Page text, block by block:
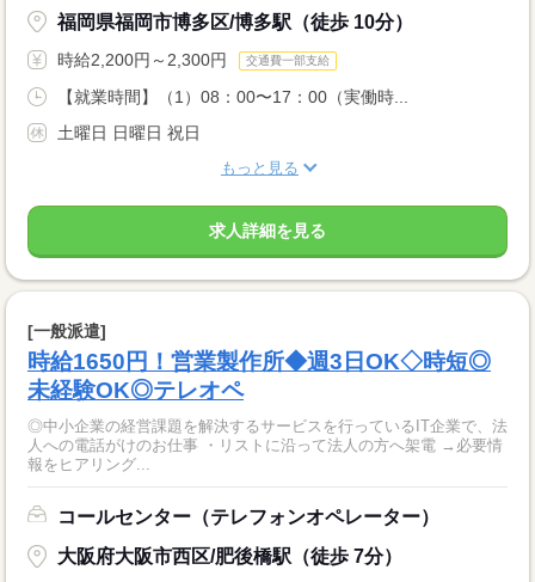
福岡県福岡市博多区/博多駅（徒歩 10分）
時給2,200円～2,300円 交通費一部支給
【就業時間】（1）08：00〜17：00（実働時...
土曜日 日曜日 祝日
もっと見る
求人詳細を見る
[一般派遣]
時給1650円！営業製作所◆週3日OK◇時短◎
未経験OK◎テレオペ
◎中小企業の経営課題を解決するサービスを行っているIT企業で、法
人への電話がけのお仕事 ・リストに沿って法人の方へ架電 →必要情
報をヒアリング...
コールセンター（テレフォンオペレーター）
大阪府大阪市西区/肥後橋駅（徒歩 7分）